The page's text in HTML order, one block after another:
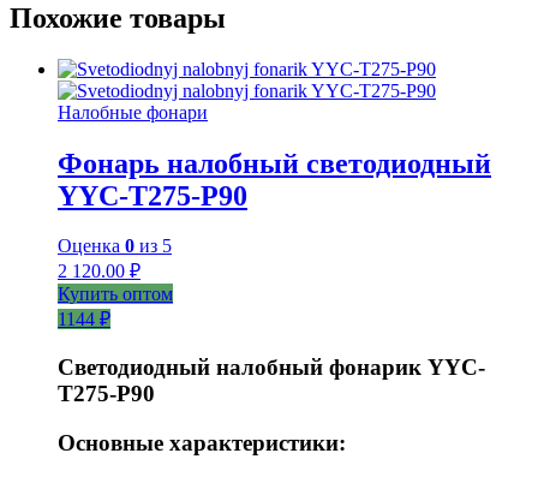
Похожие товары
Налобные фонари
Фонарь налобный светодиодный
YYC-T275-P90
Оценка 0 из 5
2 120.00 ₽
Купить оптом
1144 ₽
Светодиодный налобный фонарик YYC-
T275-P90
Основные характеристики: